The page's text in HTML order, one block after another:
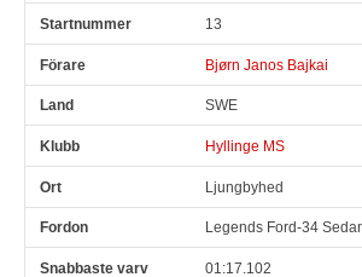
13
Bjørn Janos Bajkai
SWE
Hyllinge MS
Ljungbyhed
Legends Ford-34
01:17.102